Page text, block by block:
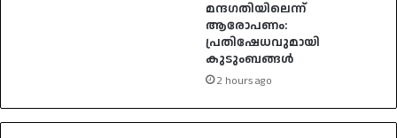
മന്ദഗതിയിലെന്ന്
ആരോപണം:
പ്രതിഷേധവുമായി
കുടുംബങ്ങൾ
2 hours ago